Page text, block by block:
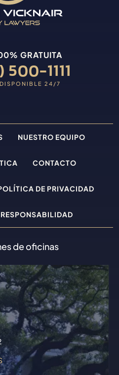
GRATUITA
1111
DISPONIBLE 24/7
NUESTRO EQUIPO
CONTACTO
DE PRIVACIDAD
de oficinas